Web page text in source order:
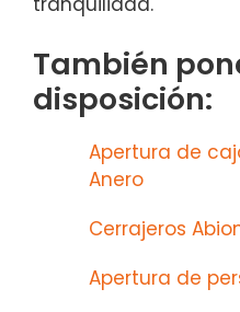
También
disposición:
Apertura de
Anero
Cerrajeros
Apertura de